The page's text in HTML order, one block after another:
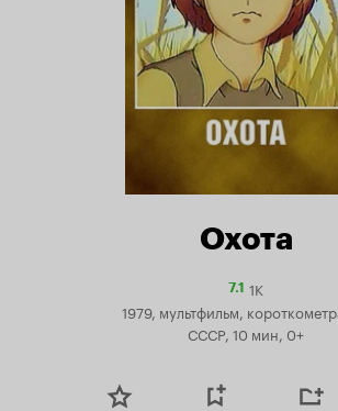
Охота
7.1Рейтинг
7.1
1K
1979, мультфильм,
СССР, 10 мин, 0+